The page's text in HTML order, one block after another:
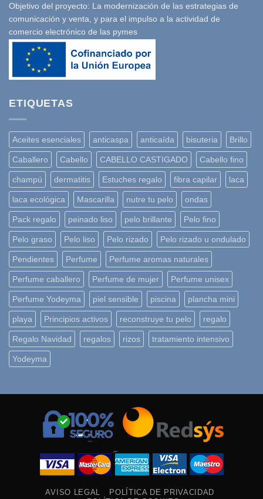
Objetivo del proyecto: La modernización de las estrategias de
comunicación y venta, y para el impulso a la actividad de
comercio electrónico de las pymes
ETIQUETAS
Aceites esenciales anticaspa anticaída bisuteria Brillo
Caballero Cabello CABELLO CASTIGADO Cabello fino
champú dermatitis Estuches regalo fibra capilar laca
laca ecológica Mascarilla nutre tu pelo ondas
Pack regalo peinado liso pelo brillante Pelo fino
Pelo graso Pelo liso Pelo rizado Pelo rizado u ondulado
Pendientes Perfume Perfume aromas naturales
Perfume caballero Perfume de mujer Perfume unisex
Perfume Yodeyma piel sensible piscina plancha mini
playa Principios activos reconstruye tu pelo regalo
Regalo Navidad regalos rizos tratamiento intensivo
Yodeyma
AVISO LEGAL
POLÍTICA DE PRIVACIDAD